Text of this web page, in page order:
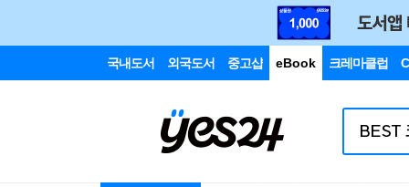
국내도서 외국도서 중고샵 eBook 크레마클럽